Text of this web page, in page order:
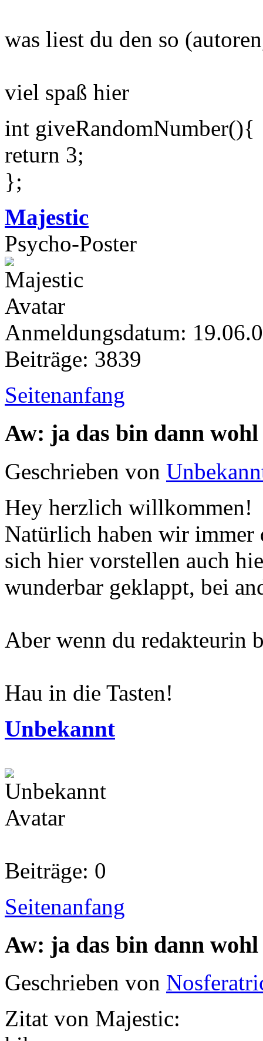
was liest du den so
viel spaß hier
int giveRandomNumber(){
return 3;
};
Majestic
Psycho-Poster
Anmeldungsdatum:
Beiträge: 3839
Seitenanfang
Aw: ja das bin dann
Geschrieben von
Hey herzlich willkommen!
Natürlich haben wir immer
sich hier vorstellen auch
wunderbar geklappt, bei
Aber wenn du redakteurin
Hau in die Tasten!
Unbekannt
Beiträge: 0
Seitenanfang
Aw: ja das bin dann
Geschrieben von
Zitat von Majestic: